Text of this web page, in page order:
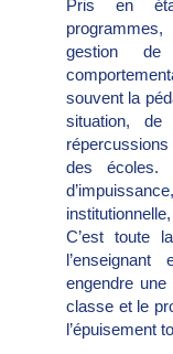
Pris en
gestion
souvent la
situation,
des écoles.
C’est toute
engendre
classe et le
l’épuisement